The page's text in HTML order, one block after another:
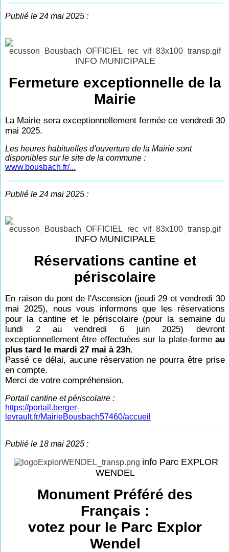
Publié le 24 mai 2025 :
INFO MUNICIPALE
Fermeture exceptionnelle de la
Mairie
La Mairie sera exceptionnellement fermée ce vendredi 30
mai 2025.
Les heures habituelles d'ouverture de la Mairie sont
disponibles sur le site de la commune :
www.bousbach.fr/...
Publié le 24 mai 2025 :
INFO MUNICIPALE
Réservations cantine et
périscolaire
En raison du pont de l'Ascension (jeudi 29 et vendredi 30
mai 2025), nous vous informons que les réservations
pour la cantine et le périscolaire (pour la semaine du
lundi 2 au vendredi 6 juin 2025) devront
exceptionnellement être effectuées sur la plate-formeau
plus tard le mardi 27 mai à 23h.
Passé ce délai, aucune réservation ne pourra être prise
en compte.
Merci de votre compréhension.
Portail cantine et périscolaire :
https://portail.berger-
levrault.fr/MairieBousbach57460/accueil
Publié le 18 mai 2025 :
info Parc EXPLOR
WENDEL
Monument Préféré des
Français :
votez pour le Parc Explor
Wendel